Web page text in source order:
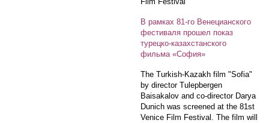
В рамках 81-го Венецианского
фестиваля прошел показ
турецко-казахстанского
фильма «София»
The Turkish-Kazakh film "Sofia"
by director Tulepbergen
Baisakalov and co-director Darya
Dunich was screened at the 81st
Venice Film Festival. The film will